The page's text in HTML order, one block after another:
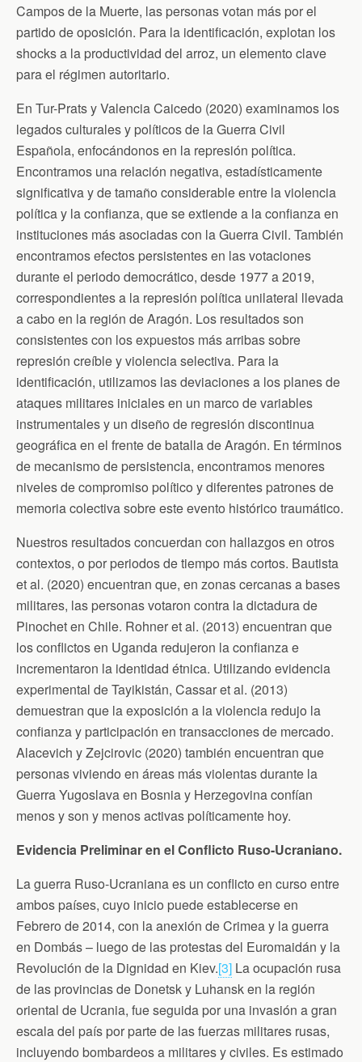
Campos de la Muerte, las personas votan más por el
partido de oposición. Para la identificación, explotan los
shocks a la productividad del arroz, un elemento clave
para el régimen autoritario.
En Tur-Prats y Valencia Caicedo (2020) examinamos los
legados culturales y políticos de la Guerra Civil
Española, enfocándonos en la represión política.
Encontramos una relación negativa, estadísticamente
significativa y de tamaño considerable entre la violencia
política y la confianza, que se extiende a la confianza en
instituciones más asociadas con la Guerra Civil. También
encontramos efectos persistentes en las votaciones
durante el periodo democrático, desde 1977 a 2019,
correspondientes a la represión política unilateral llevada
a cabo en la región de Aragón. Los resultados son
consistentes con los expuestos más arribas sobre
represión creíble y violencia selectiva. Para la
identificación, utilizamos las deviaciones a los planes de
ataques militares iniciales en un marco de variables
instrumentales y un diseño de regresión discontinua
geográfica en el frente de batalla de Aragón. En términos
de mecanismo de persistencia, encontramos menores
niveles de compromiso político y diferentes patrones de
memoria colectiva sobre este evento histórico traumático.
Nuestros resultados concuerdan con hallazgos en otros
contextos, o por periodos de tiempo más cortos. Bautista
et al. (2020) encuentran que, en zonas cercanas a bases
militares, las personas votaron contra la dictadura de
Pinochet en Chile. Rohner et al. (2013) encuentran que
los conflictos en Uganda redujeron la confianza e
incrementaron la identidad étnica. Utilizando evidencia
experimental de Tayikistán, Cassar et al. (2013)
demuestran que la exposición a la violencia redujo la
confianza y participación en transacciones de mercado.
Alacevich y Zejcirovic (2020) también encuentran que
personas viviendo en áreas más violentas durante la
Guerra Yugoslava en Bosnia y Herzegovina confían
menos y son y menos activas políticamente hoy.
Evidencia Preliminar en el Conflicto Ruso-Ucraniano.
La guerra Ruso-Ucraniana es un conflicto en curso entre
ambos países, cuyo inicio puede establecerse en
Febrero de 2014, con la anexión de Crimea y la guerra
en Dombás – luego de las protestas del Euromaidán y la
Revolución de la Dignidad en Kiev.[3] La ocupación rusa
de las provincias de Donetsk y Luhansk en la región
oriental de Ucrania, fue seguida por una invasión a gran
escala del país por parte de las fuerzas militares rusas,
incluyendo bombardeos a militares y civiles. Es estimado